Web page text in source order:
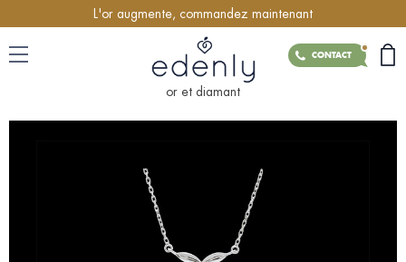
L'or augmente, commandez maintenant
CONTACT
or et diamant